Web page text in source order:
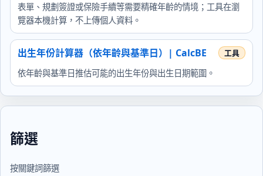
表單、規劃簽證或保險手續等需要精確年齡的情境；工具在瀏
覽器本機計算，不上傳個人資料。
出生年份計算器（依年齡與基準日）| CalcBE
依年齡與基準日推估可能的出生年份與出生日期範圍。
篩選
按關鍵詞篩選